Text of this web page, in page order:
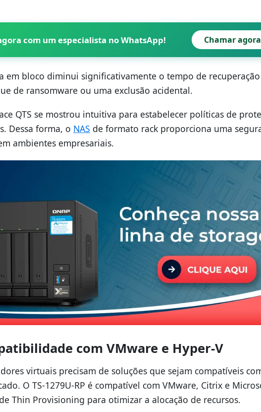
com um especialista no WhatsApp! Chamar agora
em bloco diminui significativamente o tempo de
de ransomware ou uma exclusão acidental.
QTS se mostrou intuitiva para estabelecer políticas de
Dessa forma, o NAS de formato rack proporciona uma
ambientes empresariais.
com VMware e Hyper-V
virtuais precisam de soluções que sejam compatíveis
O TS-1279U-RP é compatível com VMware, Citrix e
Thin Provisioning para otimizar a alocação de recursos.